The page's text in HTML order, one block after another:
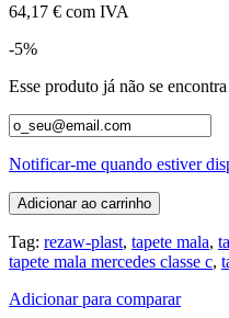
64,17 € com IVA
-5%
Esse produto já não se
Notificar-me quando estiver
Adicionar ao carrinho
Tag: rezaw-plast, tapete mala,
tapete mala mercedes classe c,
Adicionar para comparar